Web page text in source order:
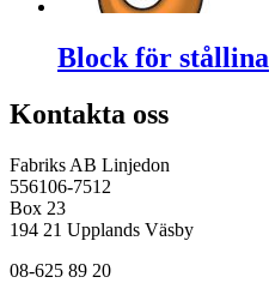
Block för stållina
Kontakta oss
Fabriks AB Linjedon
556106-7512
Box 23
194 21 Upplands Väsby
08-625 89 20